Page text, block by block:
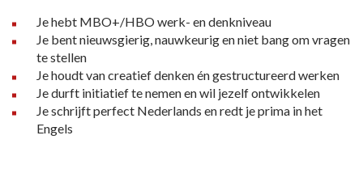
Je hebt MBO+/HBO werk- en denkniveau
Je bent nieuwsgierig, nauwkeurig en niet bang om vragen
te stellen
Je houdt van creatief denken én gestructureerd werken
Je durft initiatief te nemen en wil jezelf ontwikkelen
Je schrijft perfect Nederlands en redt je prima in het
Engels